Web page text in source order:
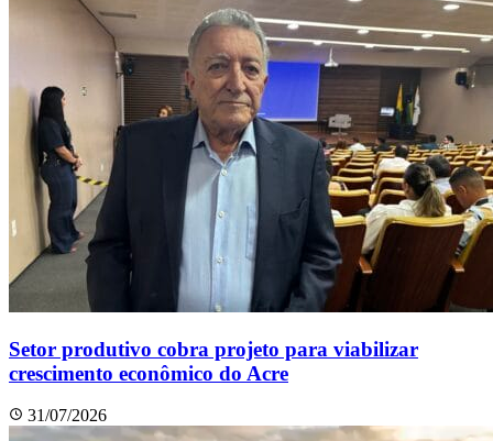
Setor produtivo cobra projeto para viabilizar
crescimento econômico do Acre
31/07/2026